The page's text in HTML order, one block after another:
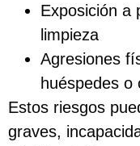
Exposición a
limpieza
Agresiones
huéspedes o
Estos riesgos
graves,